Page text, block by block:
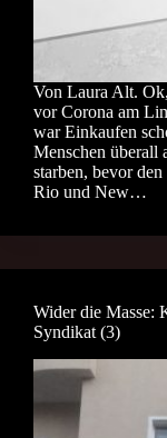
Von Laura Alt.
vor Corona am
war Einkaufen
Menschen überall
starben, bevor
Rio und New…
Wider die Masse:
Syndikat (3)